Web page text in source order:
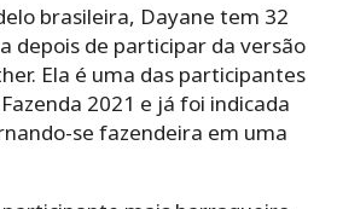
brasileira, Dayane tem 32
depois de participar da versão
Ela é uma das participantes
2021 e já foi indicada
se fazendeira em uma